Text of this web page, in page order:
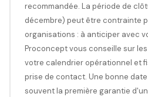
recommandée. La période de
décembre) peut être contrainte
organisations : à anticiper avec
Proconcept vous conseille sur
votre calendrier opérationnel et
prise de contact. Une bonne
souvent la première garantie